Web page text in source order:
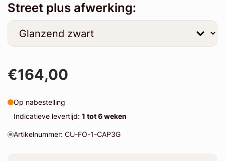
Street plus afwerking:
€164,00
Op nabestelling
Indicatieve levertijd: 1 tot 6 weken
Artikelnummer: CU-FO-1-CAP3G